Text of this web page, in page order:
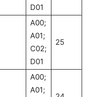
D01
A00;
A01;
C02;
D01
25
A00;
A01;